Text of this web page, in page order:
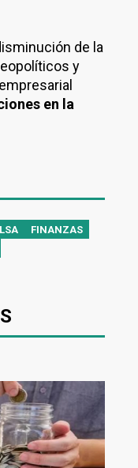
de la
y
en la
FINANZAS